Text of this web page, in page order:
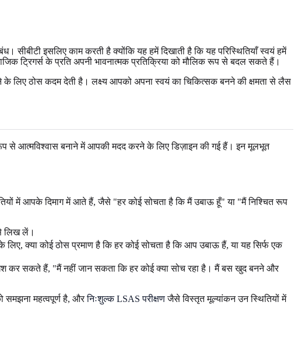
सीबीटी इसलिए काम करती है क्योंकि यह हमें दिखाती है कि यह परिस्थितियाँ स्वयं हमें
ट्रिगर्स के प्रति अपनी भावनात्मक प्रतिक्रिया को मौलिक रूप से बदल सकते हैं।
लिए ठोस कदम देती है। लक्ष्य आपको अपना स्वयं का चिकित्सक बनने की क्षमता से लैस
से आत्मविश्वास बनाने में आपकी मदद करने के लिए डिज़ाइन की गई हैं। इन मूलभूत
में आपके दिमाग में आते हैं, जैसे "हर कोई सोचता है कि मैं उबाऊ हूँ" या "मैं निश्चित रूप
लिख लें।
क्या कोई ठोस प्रमाण है कि हर कोई सोचता है कि आप उबाऊ हैं, या यह सिर्फ एक
कर सकते हैं, "मैं नहीं जान सकता कि हर कोई क्या सोच रहा है। मैं बस खुद बनने और
समझना महत्वपूर्ण है, औरनिःशुल्क LSAS परीक्षणजैसे विस्तृत मूल्यांकन उन स्थितियों में